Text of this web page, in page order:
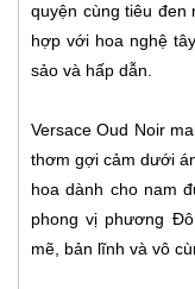
quyện cùng tiêu đen
hợp với hoa nghệ
sảo và hấp dẫn.
Versace Oud Noir
thơm gợi cảm dưới
hoa dành cho nam
phong vị phương
mẽ, bản lĩnh và vô